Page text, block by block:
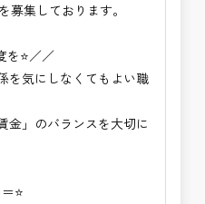
募集しております。
を⭐／／
を気にしなくてもよい職
金」のバランスを大切に
⭐